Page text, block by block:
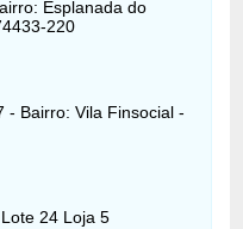
Esplanada do
220
- Bairro: Vila Finsocial -
24 Loja 5